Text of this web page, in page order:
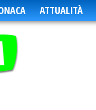
ATTUALITÀ